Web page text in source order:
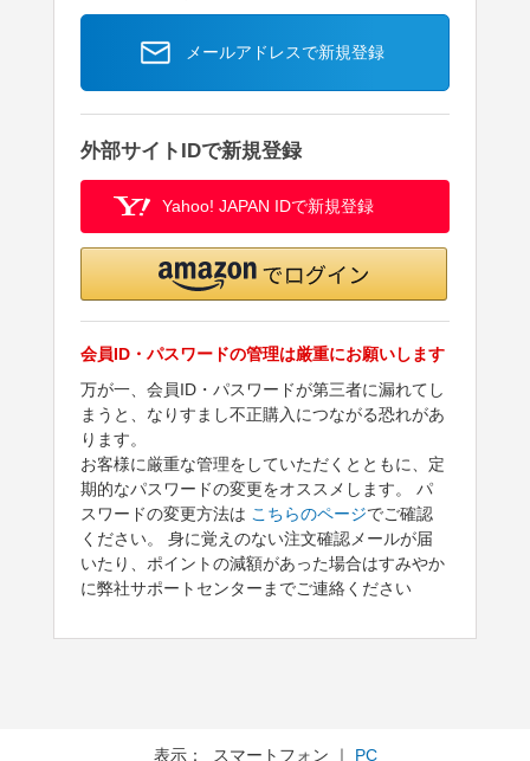
メールアドレスで新規登録
外部サイトIDで新規登録
Yahoo! JAPAN IDで新規登録
会員ID・パスワードの管理は厳重にお願いします
万が一、会員ID・パスワードが第三者に漏れてし
まうと、なりすまし不正購入につながる恐れがあ
ります。
お客様に厳重な管理をしていただくとともに、定
期的なパスワードの変更をオススメします。 パ
スワードの変更方法は こちらのページでご確認
ください。 身に覚えのない注文確認メールが届
いたり、ポイントの減額があった場合はすみやか
に弊社サポートセンターまでご連絡ください
表示： スマートフォン ｜ PC